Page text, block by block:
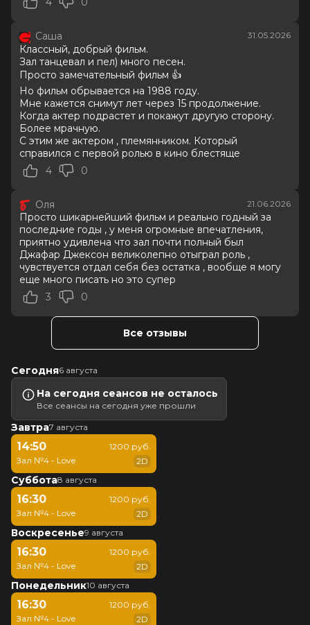
Страна
Слоган
—
Режиссер
Антуан Фукуа
Актеры
Джаафар Джексон, Джулиано
Вальди, Колман Доминго, Ниа Лонг,
Майлз Теллер, Кендрик Сэмпсон, Кэт
Грэм, Лора Хэрриер, Лоренц Тейт,
Дерек Люк
Продюсеры
Джон Бранка, Грэм Кинг, Джон
Сценаристы
Длительность
В прокате
с 23 июня до 12 августа
Меморандум
до 3 июня
Саша 31.05.2026
Классный, добрый фильм.
Зал танцевал и пел) много песен.
Просто замечательный фильм 👍
Но фильм обрывается на 1988 году.
Мне кажется снимут лет через 15 продолжение.
Когда актер подрастет и покажут другую сторону.
Более мрачную.
С этим же актером , племянником. Который
справился с первой ролью в кино блестяще
4
0
Оля 21.06.2026
Просто шикарнейший фильм и реально годный за
последние годы , у меня огромные впечатления,
приятно удивлена что зал почти полный был
Джафар Джексон великолепно отыграл роль ,
чувствуется отдал себя без остатка , вообще я могу
еще много писать но это супер
3
0
Все отзывы
Сегодня6 августа
На сегодня сеансов не осталось
Все сеансы на сегодня уже прошли
Завтра7 августа
14:50
Зал №4 - Love
1200 руб.
2D
Суббота8 августа
16:30
Зал №4 - Love
1200 руб.
2D
Воскресенье9 августа
16:30
Зал №4 - Love
1200 руб.
2D
Понедельник10 августа
16:30
Зал №4 - Love
1200 руб.
2D